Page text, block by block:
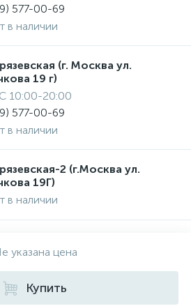
577-00-69
в наличии
(г. Москва ул.
19 г)
10:00-20:00
577-00-69
в наличии
2 (г.Москва ул.
19Г)
в наличии
указана цена
Купить